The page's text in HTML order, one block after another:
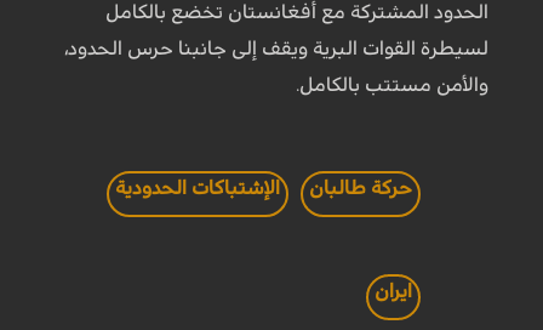
الحدود المشتركة مع أفغانستان تخضع بالكامل
لسيطرة القوات البرية ويقف إلى جانبنا حرس الحدود،
والأمن مستتب بالكامل.
حركة طالبان الإشتباكات الحدودية
ايران